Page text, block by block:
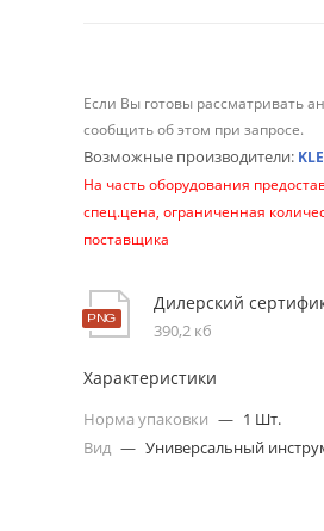
Если Вы готовы рассматривать
сообщить об этом при запросе.
Возможные производители:
На часть оборудования
спец.цена, ограниченная
поставщика
Дилерский
390,2 кб
Характеристики
Норма упаковки — 1 Шт.
Вид — Универсальный